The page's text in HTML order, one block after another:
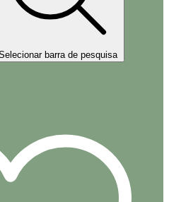
barra de pesquisa